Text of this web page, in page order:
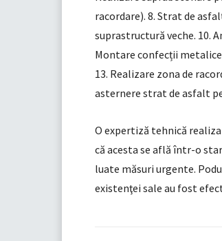
racordare). 8. Strat de
suprastructură veche. 10.
Montare confecții
13. Realizare zona de
asternere strat de asfalt
O expertiză tehnică
că acesta se află într-o
luate măsuri urgente.
existenţei sale au fost